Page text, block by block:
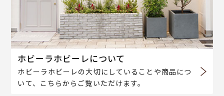
ホビーラホビーレについて
ホビーラホビーレの大切にしていることや商品につ
いて、こちらからご覧いただけます。